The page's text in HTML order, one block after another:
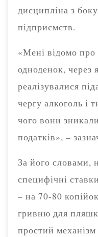
дисципліна з
підприємств.
«Мені відомо
одноденок, через
реалізувалися
чергу алкоголь і
чого вони
податків», –
За його словами,
специфічні
– на 70-80
гривню для
простий